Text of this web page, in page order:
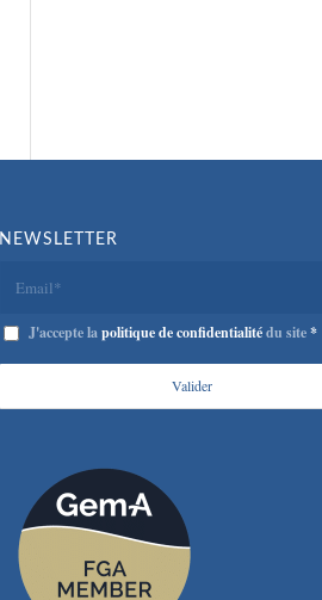
NEWSLETTER
J'accepte lapolitique de confidentialitédu site*